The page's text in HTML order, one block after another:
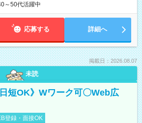
～50代活躍中
応募する 詳細へ
掲載日：2026.08.07
未読
短OK》Wワーク可〇Web広
登録・面接OK